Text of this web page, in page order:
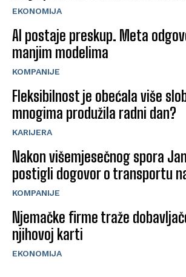
EKONOMIJA
AI postaje preskup. Meta
manjim modelima
KOMPANIJE
Fleksibilnost je obećala više
mnogima produžila radni dan?
KARIJERA
Nakon višemjesečnog spora
postigli dogovor o transportu
KOMPANIJE
Njemačke firme traže
njihovoj karti
EKONOMIJA